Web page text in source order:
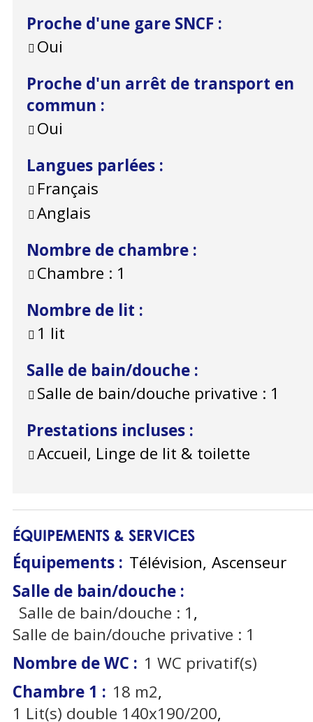
Proche d'une gare SNCF :
Oui
Proche d'un arrêt de transport en
commun :
Oui
Langues parlées :
Français
Anglais
Nombre de chambre :
Chambre : 1
Nombre de lit :
1 lit
Salle de bain/douche :
Salle de bain/douche privative : 1
Prestations incluses :
Accueil, Linge de lit & toilette
ÉQUIPEMENTS & SERVICES
Équipements : Télévision Ascenseur
Salle de bain/douche :
Salle de bain/douche : 1
Salle de bain/douche privative : 1
Nombre de WC : 1 WC privatif(s)
Chambre 1 : 18 m2
1 Lit(s) double 140x190/200